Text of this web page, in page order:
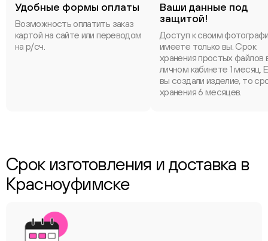
Удобные формы оплаты
Возможность оплатить заказ
картой на сайте или переводом
на р/сч.
Ваши данные под
защитой!
Доступ к своим
имеете только вы. Срок
хранения простых файлов
личном кабинете 1 месяц.
вы создали изделие, то
хранения 6 месяцев.
Срок изготовления и доставка в
Красноуфимске